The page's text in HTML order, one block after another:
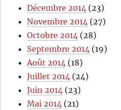
Décembre 2014 (23)
Novembre 2014 (27)
Octobre 2014 (28)
Septembre 2014 (19)
Août 2014 (18)
Juillet 2014 (24)
Juin 2014 (23)
Mai 2014 (21)